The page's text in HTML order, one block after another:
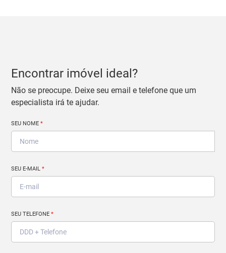
Encontrar imóvel ideal?
Não se preocupe. Deixe seu email e telefone que um
especialista irá te ajudar.
SEU NOME*
SEU E-MAIL*
SEU TELEFONE*